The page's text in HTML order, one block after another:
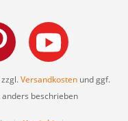
Versandkosten und ggf.
beschrieben